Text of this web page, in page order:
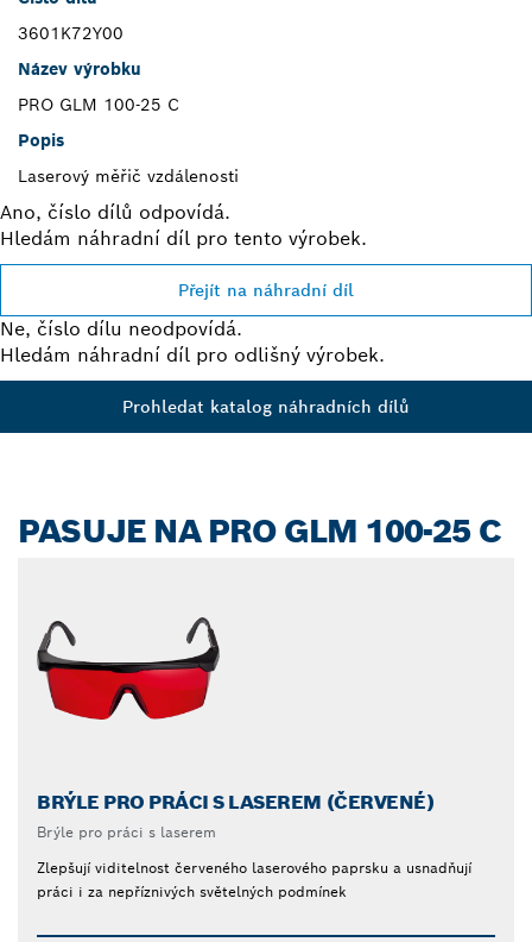
3601K72Y00
Název výrobku
PRO GLM 100-25 C
Popis
Laserový měřič vzdálenosti
Ano, číslo dílů odpovídá.
Hledám náhradní díl pro tento výrobek.
Přejít na náhradní díl
Ne, číslo dílu neodpovídá.
Hledám náhradní díl pro odlišný výrobek.
Prohledat katalog náhradních dílů
PASUJE NA PRO GLM 100-25 C
BRÝLE PRO PRÁCI S LASEREM (ČERVENÉ)
Brýle pro práci s laserem
Zlepšují viditelnost červeného laserového paprsku a usnadňují
práci i za nepříznivých světelných podmínek